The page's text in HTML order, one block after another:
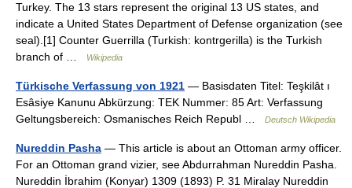
Turkey. The 13 stars represent the original 13 US states, and
indicate a United States Department of Defense organization (see
seal).[1] Counter Guerrilla (Turkish: kontrgerilla) is the Turkish
branch of …
Wikipedia
Türkische Verfassung von 1921 — Basisdaten Titel: Teşkilât ı
Esâsiye Kanunu Abkürzung: TEK Nummer: 85 Art: Verfassung
Geltungsbereich: Osmanisches Reich Republ …
Deutsch Wikipedia
Nureddin Pasha — This article is about an Ottoman army officer.
For an Ottoman grand vizier, see Abdurrahman Nureddin Pasha.
Nureddin İbrahim (Konyar) 1309 (1893) P. 31 Miralay Nureddin